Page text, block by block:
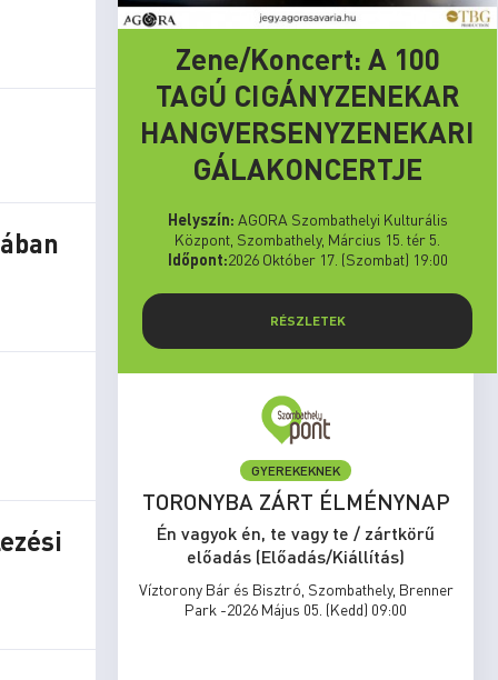
Zene/Koncert: A 100
TAGÚ CIGÁNYZENEKAR
HANGVERSENYZENEKARI
GÁLAKONCERTJE
Helyszín: AGORA Szombathelyi Kulturális
Központ, Szombathely, Március 15. tér 5.
Időpont:2026 Október 17. (Szombat) 19:00
RÉSZLETEK
Run
GYEREKEKNEK
TORONYBA ZÁRT ÉLMÉNYNAP
Én vagyok én, te vagy te / zártkörű
előadás (Előadás/Kiállítás)
Víztorony Bár és Bisztró, Szombathely, Brenner
Park -2026 Május 05. (Kedd) 09:00